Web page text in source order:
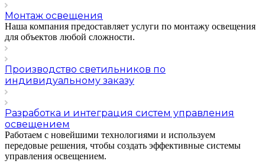
Монтаж освещения
Наша компания предоставляет услуги по монтажу освещения
для объектов любой сложности.
Производство светильников по
индивидуальному заказу
Разработка и интеграция систем управления
освещением
Работаем с новейшими технологиями и используем
передовые решения, чтобы создать эффективные системы
управления освещением.